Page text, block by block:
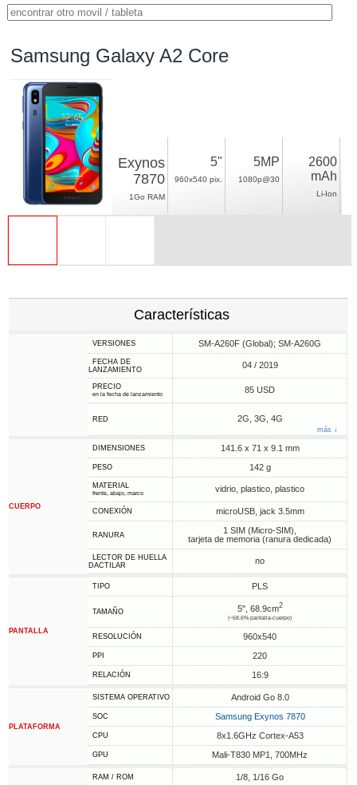
Samsung Galaxy A2 Core
Exynos
7870
1Go RAM
5"
960x540 pix.
5MP
1080p@30
2600
mAh
Li-Ion
Características
VERSIONES SM-A260F (Global); SM-A260G
FECHA DE
LANZAMIENTO
04 / 2019
PRECIO
en la fecha de lanzamiento 85 USD
RED 2G, 3G, 4G
más ↓
CUERPO
DIMENSIONES 141.6 x 71 x 9.1 mm
PESO 142 g
MATERIAL
frente, abajo, marco vidrio, plastico, plastico
CONEXIÓN microUSB, jack 3.5mm
RANURA
1 SIM (Micro-SIM),
tarjeta de memoria (ranura dedicada)
LECTOR DE HUELLA
DACTILAR
no
PANTALLA
TIPO PLS
TAMAÑO 5", 68.9cm2
(~68.6% pantalla-cuerpo)
RESOLUCIÓN 960x540
PPI 220
RELACIÓN 16:9
PLATAFORMA
SISTEMA OPERATIVO Android Go 8.0
SOC Samsung Exynos 7870
CPU 8x1.6GHz Cortex-A53
GPU Mali-T830 MP1, 700MHz
RAM / ROM 1/8, 1/16 Go